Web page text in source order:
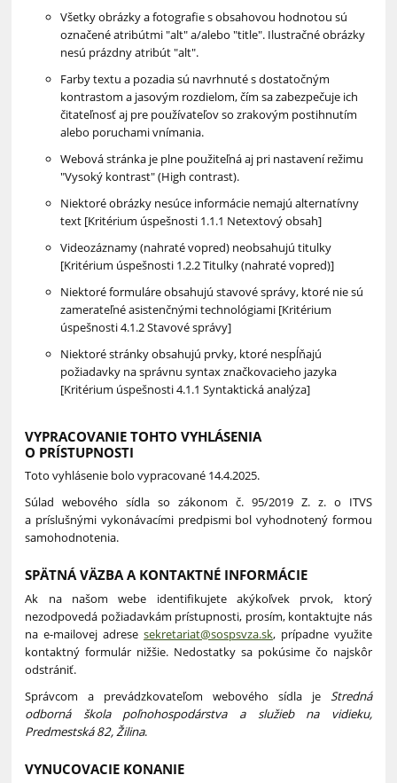
Všetky obrázky a fotografie s obsahovou hodnotou sú
označené atribútmi "alt" a/alebo "title". Ilustračné obrázky
nesú prázdny atribút "alt".
Farby textu a pozadia sú navrhnuté s dostatočným
kontrastom a jasovým rozdielom, čím sa zabezpečuje ich
čitateľnosť aj pre používateľov so zrakovým postihnutím
alebo poruchami vnímania.
Webová stránka je plne použiteľná aj pri nastavení režimu
"Vysoký kontrast" (High contrast).
Niektoré obrázky nesúce informácie nemajú alternatívny
text [Kritérium úspešnosti 1.1.1 Netextový obsah]
Videozáznamy (nahraté vopred) neobsahujú titulky
[Kritérium úspešnosti 1.2.2 Titulky (nahraté vopred)]
Niektoré formuláre obsahujú stavové správy, ktoré nie sú
zamerateľné asistenčnými technológiami [Kritérium
úspešnosti 4.1.2 Stavové správy]
Niektoré stránky obsahujú prvky, ktoré nespĺňajú
požiadavky na správnu syntax značkovacieho jazyka
[Kritérium úspešnosti 4.1.1 Syntaktická analýza]
VYPRACOVANIE TOHTO VYHLÁSENIA
O PRÍSTUPNOSTI
Toto vyhlásenie bolo vypracované 14.4.2025.
Súlad webového sídla so zákonom č. 95/2019 Z. z. o ITVS
a príslušnými vykonávacími predpismi bol vyhodnotený formou
samohodnotenia.
SPÄTNÁ VÄZBA A KONTAKTNÉ INFORMÁCIE
Ak na našom webe identifikujete akýkoľvek prvok, ktorý
nezodpovedá požiadavkám prístupnosti, prosím, kontaktujte nás
na e-mailovej adrese sekretariat@sospsvza.sk, prípadne využite
kontaktný formulár nižšie. Nedostatky sa pokúsime čo najskôr
odstrániť.
Správcom a prevádzkovateľom webového sídla je Stredná
odborná škola poľnohospodárstva a služieb na vidieku,
Predmestská 82, Žilina.
VYNUCOVACIE KONANIE